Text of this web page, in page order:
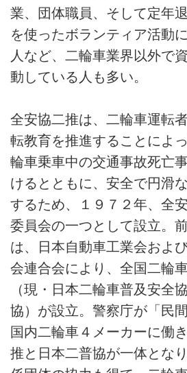
業、団体職員、そして定年
を使ったボランティア活動
人など、二輪車業界以外で
動している人も多い。
全安協二推は、二輪車運転
転教育を推進することによ
輪車乗車中の交通事故死亡
けるとともに、安全で円滑
するため、１９７２年、全
委員会の一つとして設立。
は、日本自動車工業会およ
会連合会により、全国二輪
（現・日本二輪車普及安全
協）が設立。警察庁が「民
国内二輪車４メーカーに働
推と日本二普協が一体とな